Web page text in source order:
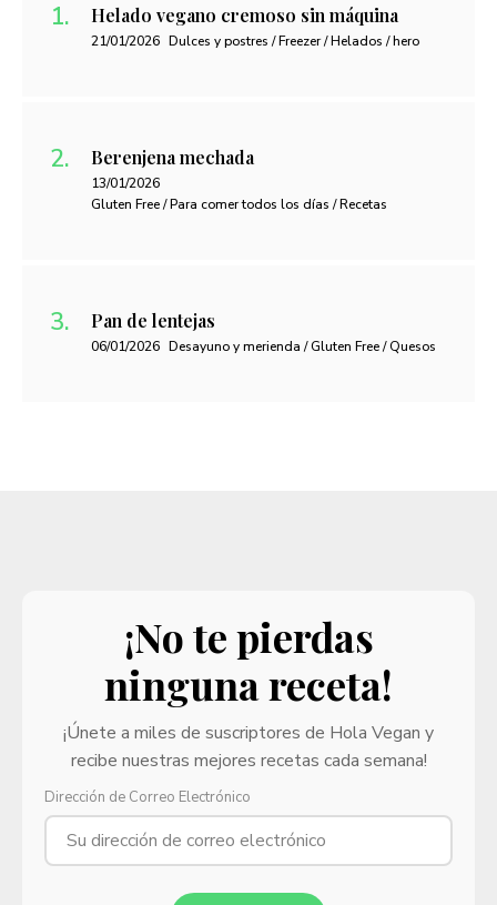
Helado vegano cremoso sin máquina
21/01/2026 Dulces y postres / Freezer / Helados / hero
Berenjena mechada
13/01/2026
Gluten Free / Para comer todos los días / Recetas
Pan de lentejas
06/01/2026 Desayuno y merienda / Gluten Free / Quesos
¡No te pierdas
ninguna receta!
¡Únete a miles de suscriptores de Hola Vegan y
recibe nuestras mejores recetas cada semana!
Dirección de Correo Electrónico